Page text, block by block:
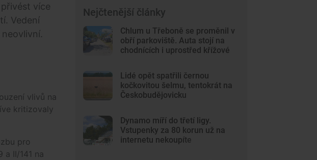
více
Vedení
vlivů na
kritizovaly
pro
II/141 na
Nejčtenější články
Chlum u Třeboně se proměnil v
obří parkoviště. Auta stojí na
chodnících i uprostřed křížové
Lidé opět spatřili černou
kočkovitou šelmu, tentokrát na
Českobudějovicku
Dynamo míří do třetí ligy.
Vstupenky za 80 korun už na
internetu nekoupíte